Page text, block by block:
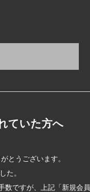
ていた方へ
とうございます。
た。
数ですが、上記「新規会員